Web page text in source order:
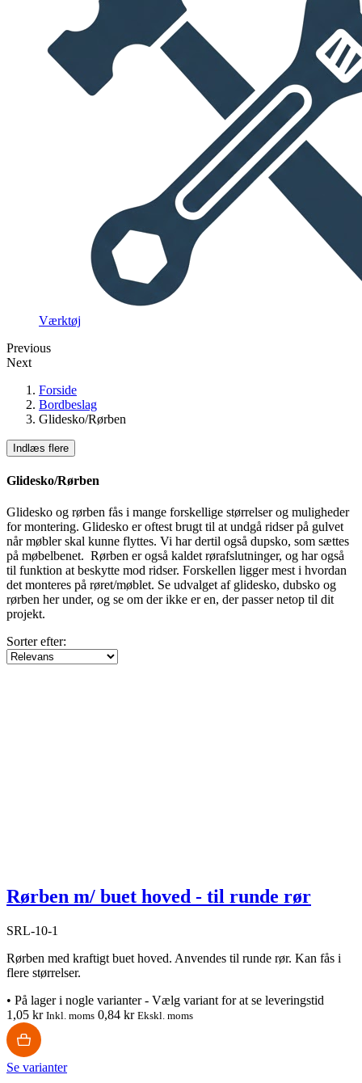
Værktøj
Previous
Next
Forside
Bordbeslag
Glidesko/Rørben
Clear
Pris
View products12
Indlæs flere
Glidesko/Rørben
Glidesko og rørben fås i mange forskellige størrelser og muligheder
for montering. Glidesko er oftest brugt til at undgå ridser på gulvet
når møbler skal kunne flyttes. Vi har dertil også dupsko, som sættes
på møbelbenet. Rørben er også kaldet rørafslutninger, og har også
til funktion at beskytte mod ridser. Forskellen ligger mest i hvordan
det monteres på røret/møblet. Se udvalget af glidesko, dubsko og
rørben her under, og se om der ikke er en, der passer netop til dit
projekt.
Sorter efter:
Rørben m/ buet hoved - til runde rør
SRL-10-1
Rørben med kraftigt buet hoved. Anvendes til runde rør. Kan fås i
flere størrelser.
• På lager i nogle varianter - Vælg variant for at se leveringstid
1,05 kr Inkl. moms 0,84 kr Ekskl. moms
Se varianter